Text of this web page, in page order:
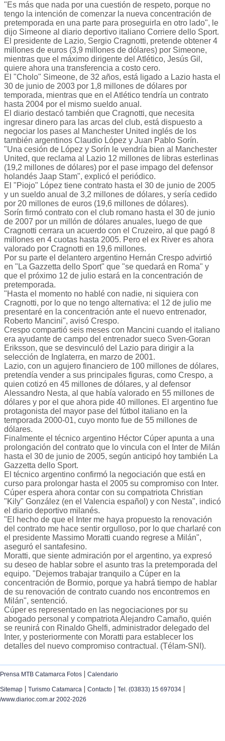
"Es más que nada por una cuestión de respeto, porque no
tengo la intención de comenzar la nueva concentración de
pretemporada en una parte para proseguirla en otro lado", le
dijo Simeone al diario deportivo italiano Corriere dello Sport.
El presidente de Lazio, Sergio Cragnotti, pretende obtener 4
millones de euros (3,9 millones de dólares) por Simeone,
mientras que el máximo dirigente del Atlético, Jesús Gil,
quiere ahora una transferencia a costo cero.
El "Cholo" Simeone, de 32 años, está ligado a Lazio hasta el
30 de junio de 2003 por 1,8 millones de dólares por
temporada, mientras que en el Atlético tendría un contrato
hasta 2004 por el mismo sueldo anual.
El diario destacó también que Cragnotti, que necesita
ingresar dinero para las arcas del club, está dispuesto a
negociar los pases al Manchester United inglés de los
también argentinos Claudio López y Juan Pablo Sorín.
"Una cesión de López y Sorín le vendría bien al Manchester
United, que reclama al Lazio 12 millones de libras esterlinas
(19,2 millones de dólares) por el pase impago del defensor
holandés Jaap Stam", explicó el periódico.
El "Piojo" López tiene contrato hasta el 30 de junio de 2005
y un sueldo anual de 3,2 millones de dólares, y sería cedido
por 20 millones de euros (19,6 millones de dólares).
Sorín firmó contrato con el club romano hasta el 30 de junio
de 2007 por un millón de dólares anuales, luego de que
Cragnotti cerrara un acuerdo con el Cruzeiro, al que pagó 8
millones en 4 cuotas hasta 2005. Pero el ex River es ahora
valorado por Cragnotti en 19,6 millones.
Por su parte el delantero argentino Hernán Crespo advirtió
en "La Gazzetta dello Sport" que "se quedará en Roma" y
que el próximo 12 de julio estará en la concentración de
pretemporada.
"Hasta el momento no hablé con nadie, ni siquiera con
Cragnotti, por lo que no tengo alternativa: el 12 de julio me
presentaré en la concentración ante el nuevo entrenador,
Roberto Mancini", avisó Crespo.
Crespo compartió seis meses con Mancini cuando el italiano
era ayudante de campo del entrenador sueco Sven-Goran
Eriksson, que se desvinculó del Lazio para dirigir a la
selección de Inglaterra, en marzo de 2001.
Lazio, con un agujero financiero de 100 millones de dólares,
pretendía vender a sus principales figuras, como Crespo, a
quien cotizó en 45 millones de dólares, y al defensor
Alessandro Nesta, al que había valorado en 55 millones de
dólares y por el que ahora pide 40 millones. El argentino fue
protagonista del mayor pase del fútbol italiano en la
temporada 2000-01, cuyo monto fue de 55 millones de
dólares.
Finalmente el técnico argentino Héctor Cúper apunta a una
prolongación del contrato que lo vincula con el Inter de Milán
hasta el 30 de junio de 2005, según anticipó hoy también La
Gazzetta dello Sport.
El técnico argentino confirmó la negociación que está en
curso para prolongar hasta el 2005 su compromiso con Inter.
Cúper espera ahora contar con su compatriota Christian
"Kily" González (en el Valencia español) y con Nesta", indicó
el diario deportivo milanés.
"El hecho de que el Inter me haya propuesto la renovación
del contrato me hace sentir orgulloso, por lo que charlaré con
el presidente Massimo Moratti cuando regrese a Milán",
aseguró el santafesino.
Moratti, que siente admiración por el argentino, ya expresó
su deseo de hablar sobre el asunto tras la pretemporada del
equipo. "Dejemos trabajar tranquilo a Cúper en la
concentración de Bormio, porque ya habrá tiempo de hablar
de su renovación de contrato cuando nos encontremos en
Milán", sentenció.
Cúper es representado en las negociaciones por su
abogado personal y compatriota Alejandro Camaño, quién
se reunirá con Rinaldo Ghelfi, administrador delegado del
Inter, y posteriormente con Moratti para establecer los
detalles del nuevo compromiso contractual. (Télam-SNI).
Prensa MTB Catamarca Fotos | Calendario
Sitemap | Turismo Catamarca | Contacto | Tel. (03833) 15 697034 |
/www.diarioc.com.ar 2002-2026